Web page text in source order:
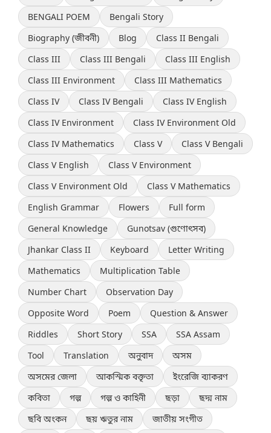
BENGALI POEM
Bengali Story
Biography (জীবনী)
Blog
Class II Bengali
Class III
Class III Bengali
Class III English
Class III Environment
Class III Mathematics
Class IV
Class IV Bengali
Class IV English
Class IV Environment
Class IV Environment Old
Class IV Mathematics
Class V
Class V Bengali
Class V English
Class V Environment
Class V Environment Old
Class V Mathematics
English Grammar
Flowers
Full form
General Knowledge
Gunotsav (গুণোৎসব)
Jhankar Class II
Keyboard
Letter Writing
Mathematics
Multiplication Table
Number Chart
Observation Day
Opposite Word
Poem
Question & Answer
Riddles
Short Story SSA
SSA Assam
Tool
Translation অনুবাদ
অসম
অসমের জেলা
আকস্মিক বক্তৃতা
ইংরেজি ব্যাকরণ
কবিতা
গল্প গল্প ও কাহিনী ছড়া
ছদ্ম নাম
ছবি অংকন
ছয় ঋতুর নাম
জাতীয় সংগীত